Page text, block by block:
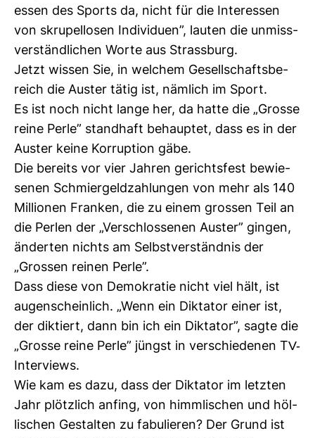
essen des Sports da, nicht für die Inter­essen
von skru­pel­losen Indi­vi­duen”, lauten die unmiss­
ver­ständ­li­chen Worte aus Strass­burg.
Jetzt wissen Sie, in wel­chem Gesell­schafts­be­
reich die Auster tätig ist, näm­lich im Sport.
Es ist noch nicht lange her, da hatte die „Grosse
reine Perle” stand­haft behauptet, dass es in der
Auster keine Kor­rup­tion gäbe.
Die bereits vor vier Jahren gerichts­fest bewie­
senen Schmier­geld­zah­lungen von mehr als 140
Mil­lionen Franken, die zu einem grossen Teil an
die Perlen der „Ver­schlos­senen Auster” gingen,
änderten nichts am Selbst­ver­ständnis der
„Grossen reinen Perle”.
Dass diese von Demo­kratie nicht viel hält, ist
augen­schein­lich. „Wenn ein Dik­tator einer ist,
der dik­tiert, dann bin ich ein Dik­tator”, sagte die
„Grosse reine Perle” jüngst in ver­schie­denen TV-​
Inter­views.
Wie kam es dazu, dass der Dik­tator im letzten
Jahr plötz­lich anfing, von himm­li­schen und höl­
li­schen Gestalten zu fabu­lieren? Der Grund ist